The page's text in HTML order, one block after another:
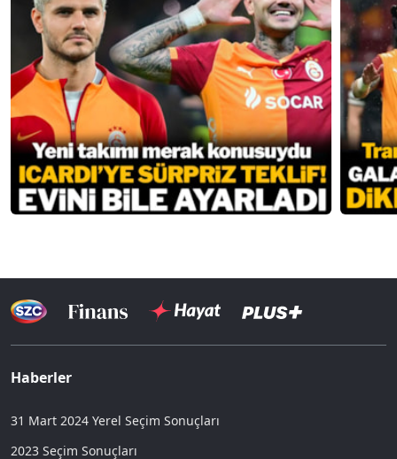
Haberler
31 Mart 2024 Yerel Seçim Sonuçları
2023 Seçim Sonuçları